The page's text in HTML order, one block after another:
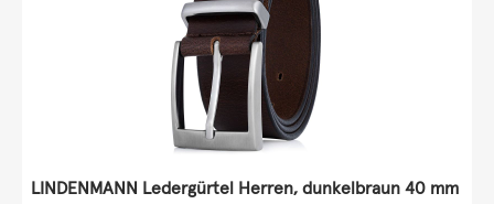
LINDENMANN Ledergürtel Herren, dunkelbraun 40 mm